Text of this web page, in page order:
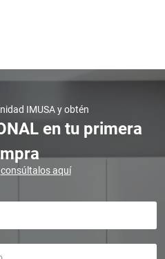
IMUSA y obtén
en tu primera
consúltalos aquí